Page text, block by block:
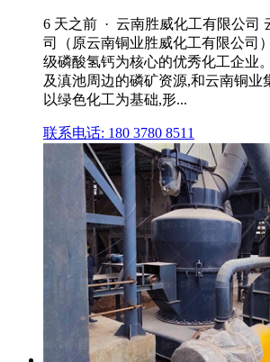
6 天之前 · 云南胜威化工有限公司
司（原云南铜业胜威化工有限公司
级磷酸氢钙为核心的优秀化工企业
及滇池周边的磷矿资源,和云南铜业
以绿色化工为基础,形...
联系电话: 180 3780 8511